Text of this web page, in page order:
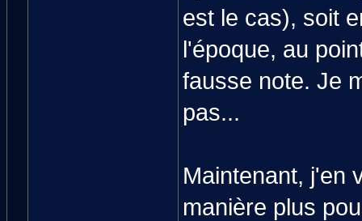
est le cas), soit
l'époque, au
fausse note. Je
pas...
Maintenant, j'en
manière plus